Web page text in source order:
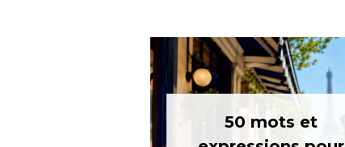
50 mots et